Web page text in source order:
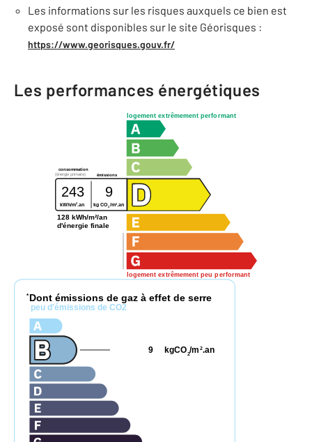
Les informations sur les risques auxquels ce bien est
exposé sont disponibles sur le site Géorisques :
https://www.georisques.gouv.fr/
Les performances énergétiques
logement extrêmement performant
logement extrêmement peu performant
consommation
émissions
(énergie primaire)
243 9
kWh/m2.an kg CO2 /m2 .an
128 kWh/m²/an
d'énergie finale
* Dont émissions de gaz à effet de serre
peu d'émissions de CO2
kgCO2/m 2.an
9